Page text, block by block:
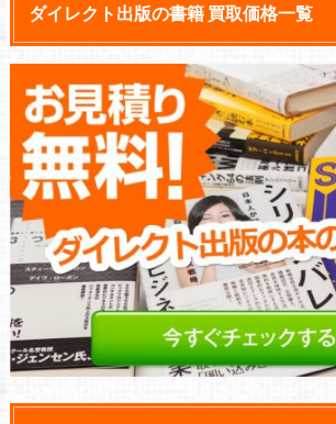
ダイレクト出版の書籍 買取価格一覧